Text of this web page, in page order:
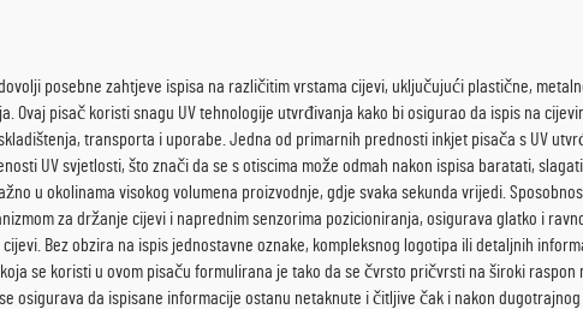
posebne zahtjeve ispisa na različitim vrstama cijevi, uključujući plastične,
pisač koristi snagu UV tehnologije utvrđivanja kako bi osigurao da ispis na
transporta i uporabe. Jedna od primarnih prednosti inkjet pisača s UV
UV svjetlosti, što znači da se s otiscima može odmah nakon ispisa baratati,
u okolinama visokog volumena proizvodnje, gdje svaka sekunda vrijedi.
za držanje cijevi i naprednim senzorima pozicioniranja, osigurava glatko i
Bez obzira na ispis jednostavne oznake, kompleksnog logotipa ili detaljnih
se koristi u ovom pisaču formulirana je tako da se čvrsto pričvrsti na široki
osigurava da ispisane informacije ostanu netaknute i čitljive čak i nakon